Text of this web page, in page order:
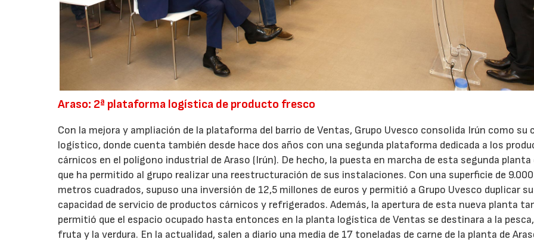
Araso: 2ª plataforma logística de producto fresco
Con la mejora y ampliación de la plataforma del barrio de Ventas, Grupo Uvesco consolida Irún como su
logístico, donde cuenta también desde hace dos años con una segunda plataforma dedicada a los
cárnicos en el polígono industrial de Araso (Irún). De hecho, la puesta en marcha de esta segunda planta
que ha permitido al grupo realizar una reestructuración de sus instalaciones. Con una superficie de 9.000
metros cuadrados, supuso una inversión de 12,5 millones de euros y permitió a Grupo Uvesco duplicar su
capacidad de servicio de productos cárnicos y refrigerados. Además, la apertura de esta nueva planta
permitió que el espacio ocupado hasta entonces en la planta logística de Ventas se destinara a la
fruta y la verdura. En la actualidad, salen a diario una media de 17 toneladas de carne de la planta de